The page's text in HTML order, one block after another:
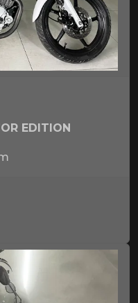
EDITION